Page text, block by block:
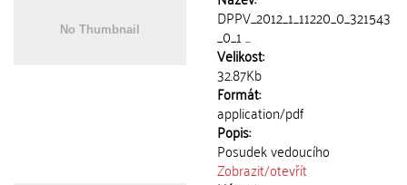
DPPV_2012_1_11220_0_321543
_0_1 ...
Velikost:
32.87Kb
Formát:
application/pdf
Popis:
Posudek vedoucího
Zobrazit/otevřít